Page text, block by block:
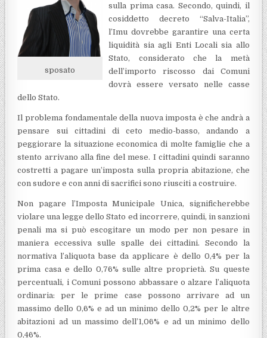
sposato
sulla prima casa. Secondo, quindi, il
cosiddetto decreto “Salva-Italia”,
l’Imu dovrebbe garantire una certa
liquidità sia agli Enti Locali sia allo
Stato, considerato che la metà
dell’importo riscosso dai Comuni
dovrà essere versato nelle casse
dello Stato.
Il problema fondamentale della nuova imposta è che andrà a
pensare sui cittadini di ceto medio-basso, andando a
peggiorare la situazione economica di molte famiglie che a
stento arrivano alla fine del mese. I cittadini quindi saranno
costretti a pagare un’imposta sulla propria abitazione, che
con sudore e con anni di sacrifici sono riusciti a costruire.
Non pagare l’Imposta Municipale Unica, significherebbe
violare una legge dello Stato ed incorrere, quindi, in sanzioni
penali ma si può escogitare un modo per non pesare in
maniera eccessiva sulle spalle dei cittadini. Secondo la
normativa l’aliquota base da applicare è dello 0,4% per la
prima casa e dello 0,76% sulle altre proprietà. Su queste
percentuali, i Comuni possono abbassare o alzare l’aliquota
ordinaria: per le prime case possono arrivare ad un
massimo dello 0,6% e ad un minimo dello 0,2% per le altre
abitazioni ad un massimo dell’1,06% e ad un minimo dello
0,46%.